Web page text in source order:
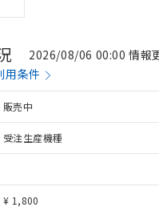
2026/08/06 00:00 情報
用条件
販売中
受注生産機種
¥ 1,800